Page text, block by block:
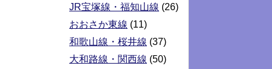
JR宝塚線・福知山線 (26)
おおさか東線 (11)
和歌山線・桜井線 (37)
大和路線・関西線 (50)